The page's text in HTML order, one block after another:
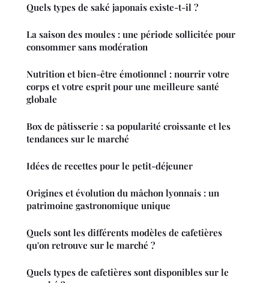
Quels types de saké japonais existe-t-il ?
La saison des moules : une période sollicitée pour
consommer sans modération
Nutrition et bien-être émotionnel : nourrir votre
corps et votre esprit pour une meilleure santé
globale
Box de pâtisserie : sa popularité croissante et les
tendances sur le marché
Idées de recettes pour le petit-déjeuner
Origines et évolution du mâchon lyonnais : un
patrimoine gastronomique unique
Quels sont les différents modèles de cafetières
qu'on retrouve sur le marché ?
Quels types de cafetières sont disponibles sur le